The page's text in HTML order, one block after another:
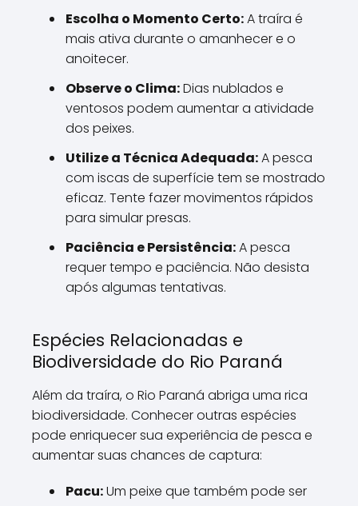
Escolha o Momento Certo:A traíra é
mais ativa durante o amanhecer e o
anoitecer.
Observe o Clima:Dias nublados e
ventosos podem aumentar a atividade
dos peixes.
Utilize a Técnica Adequada:A pesca
com iscas de superfície tem se mostrado
eficaz. Tente fazer movimentos rápidos
para simular presas.
Paciência e Persistência:A pesca
requer tempo e paciência. Não desista
após algumas tentativas.
Espécies Relacionadas e
Biodiversidade do Rio Paraná
Além da traíra, o Rio Paraná abriga uma rica
biodiversidade. Conhecer outras espécies
pode enriquecer sua experiência de pesca e
aumentar suas chances de captura:
Pacu:Um peixe que também pode ser